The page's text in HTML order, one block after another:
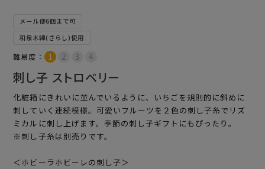
メール便6個まで可
和泉木綿(さらし)使用
難易度：
刺し子 ストロベリー
化粧箱にきれいに並んでいるように、いちごを規則的に斜めに
刺していく連続模様。可愛いフルーツを２色の刺し子糸でリズ
ミカルに刺し上げます。季節の刺し子ギフトにもぴったり。
※刺し子糸は別売りです。
＜ホビーラホビーレの刺し子＞